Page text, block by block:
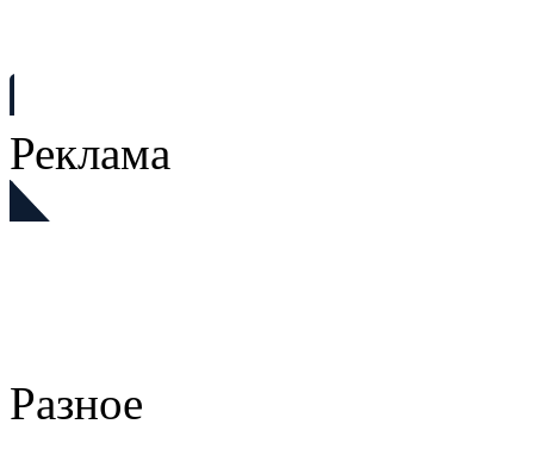
Реклама
Разное